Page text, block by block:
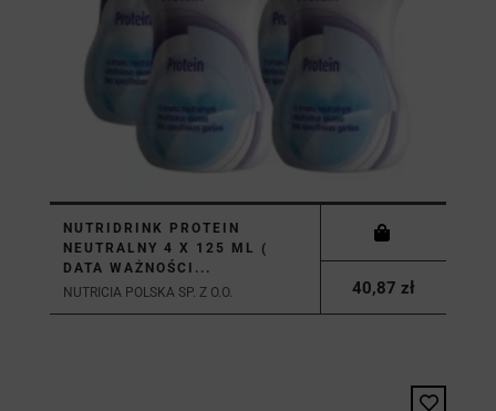
NUTRIDRINK PROTEIN
NEUTRALNY 4 X 125 ML (
DATA WAŻNOŚCI...
NUTRICIA POLSKA SP. Z O.O.
40,87 zł